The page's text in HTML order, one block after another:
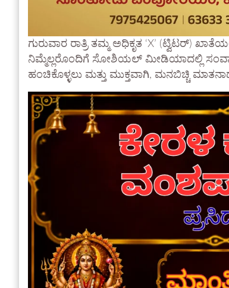
ಗುರುವಾರ ರಾತ್ರಿ ತಮ್ಮ ಅಧಿಕೃತ ‘X’ (ಟ್ವಿಟರ್)
ನಿಮ್ಮೆಲ್ಲರೊಂದಿಗೆ ಸೋಶಿಯಲ್ ಮೀಡಿಯಾದಲ್ಲಿ ಸಂವಾದ
ಹಂಚಿಕೊಳ್ಳಲು ಮತ್ತು ಮುಕ್ತವಾಗಿ, ಮನಬಿಚ್ಚಿ